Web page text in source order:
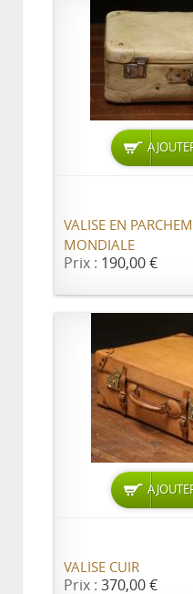
VALISE EN
MONDIALE
Prix : 190,00 €
VALISE CUIR
Prix : 370,00 €